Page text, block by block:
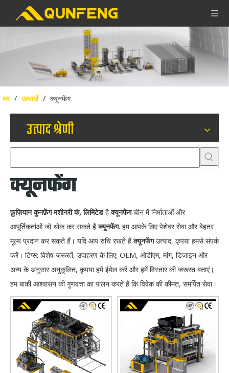
घर / उत्पादों / क्यूनफेंग
उत्पाद श्रेणी
क्यूनफेंग
फ़ुज़ियान कुनफ़ेंग मशीनरी कं, लिमिटेडहैक्यूनफेंगचीन में निर्माताओं और
आपूर्तिकर्ताओं जो थोक कर सकते हैंक्यूनफेंग. हम आपके लिए पेशेवर सेवा और बेहतर
मूल्य प्रदान कर सकते हैं। यदि आप रुचि रखते हैंक्यूनफेंगउत्पाद, कृपया हमसे संपर्क
करें। टिप्स: विशेष जरूरतें, उदाहरण के लिए: OEM, ओडीएम, मांग, डिजाइन और
अन्य के अनुसार अनुकूलित, कृपया हमें ईमेल करें और हमें विस्तार की जरूरत बताएं।
हम बाकी आश्वासन की गुणवत्ता का पालन करते हैं कि विवेक की कीमत, समर्पित सेवा।